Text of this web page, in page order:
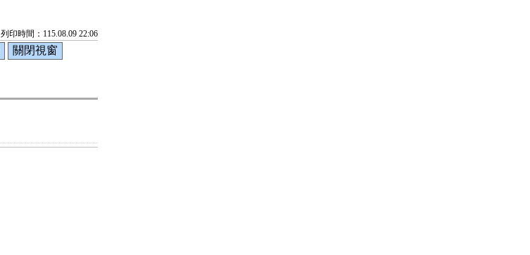
列印時間：115.08.09 22:06